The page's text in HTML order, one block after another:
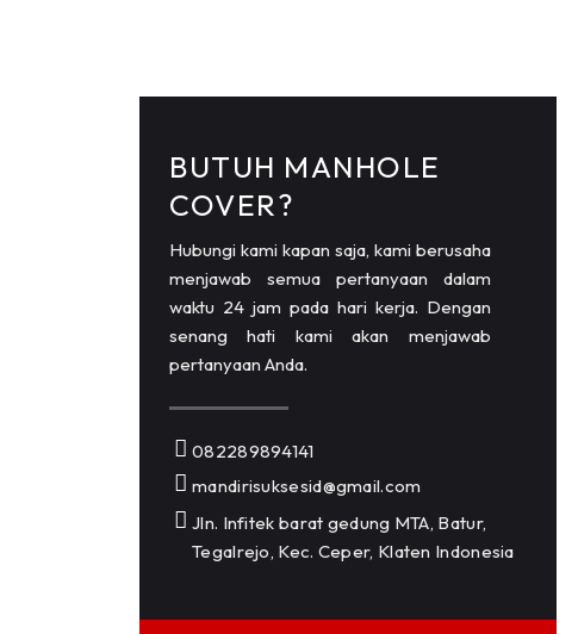
BUTUH MANHOLE
COVER?
Hubungi kami kapan saja, kami berusaha
menjawab semua pertanyaan dalam
waktu 24 jam pada hari kerja. Dengan
senang hati kami akan menjawab
pertanyaan Anda.
082289894141
mandirisuksesid@gmail.com
Jln. Infitek barat gedung MTA, Batur,
Tegalrejo, Kec. Ceper, Klaten Indonesia